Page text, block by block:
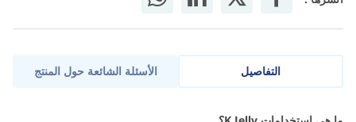
التفاصيل الأسئلة الشائعة حول المنتج